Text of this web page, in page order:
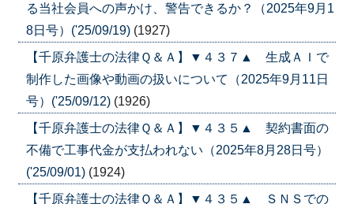
る当社会員への声かけ、警告できるか？（2025年9月1
8日号）('25/09/19) (1927)
【千原弁護士の法律Ｑ＆Ａ】▼４３７▲ 生成ＡＩで
制作した画像や動画の扱いについて（2025年9月11日
号）('25/09/12) (1926)
【千原弁護士の法律Ｑ＆Ａ】▼４３５▲ 契約書面の
不備で工事代金が支払われない（2025年8月28日号）
('25/09/01) (1924)
【千原弁護士の法律Ｑ＆Ａ】▼４３５▲ ＳＮＳでの